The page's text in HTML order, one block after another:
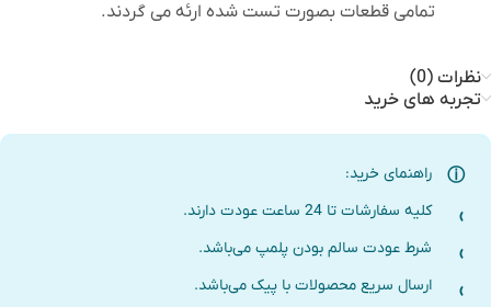
تمامی قطعات بصورت تست شده ارئه می گردند.
نظرات (0)
تجربه های خرید
راهنمای خرید:
کلیه سفارشات تا 24 ساعت عودت دارند.
شرط عودت سالم بودن پلمپ می‌باشد.
ارسال سریع محصولات با پیک می‌باشد.